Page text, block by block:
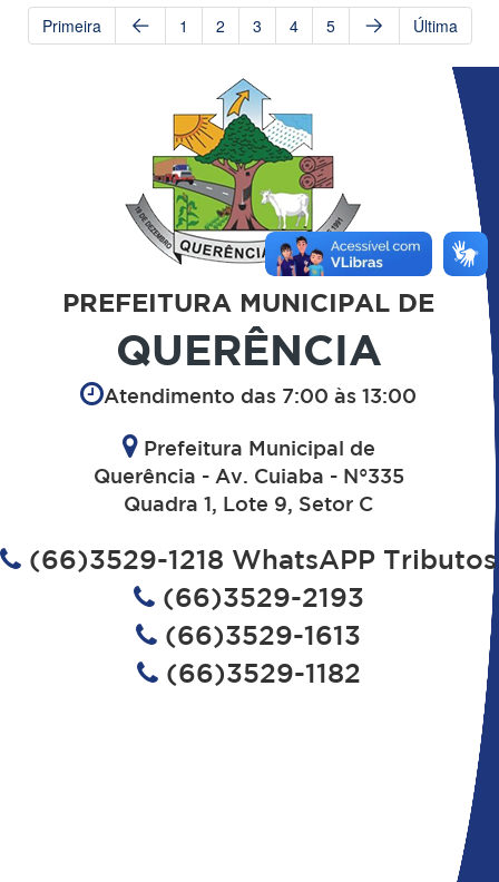
Primeira 1 2 3 4 5 Última
PREFEITURA MUNICIPAL DE
QUERÊNCIA
Atendimento das 7:00 às 13:00
Prefeitura Municipal de
Querência - Av. Cuiaba - N°335
Quadra 1, Lote 9, Setor C
(66)3529-1218 WhatsAPP Tributos
(66)3529-2193
(66)3529-1613
(66)3529-1182